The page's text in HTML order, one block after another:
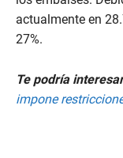
actualmente en
27%.
Te podría
impone